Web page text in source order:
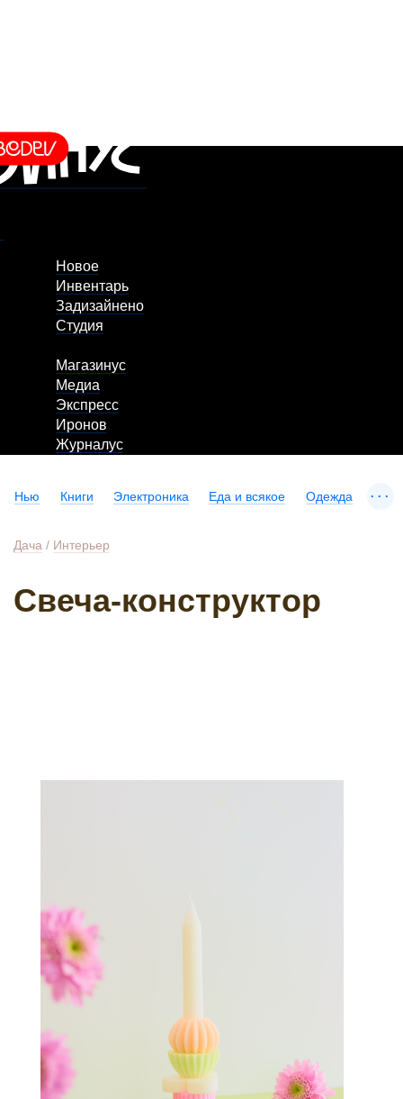
Новое
Инвентарь
Задизайнено
Студия
Магазинус
Медиа
Экспресс
Иронов
Журналус
Нью Книги Электроника Еда и всякое Одежда ...
Дача / Интерьер
Свеча-конструктор